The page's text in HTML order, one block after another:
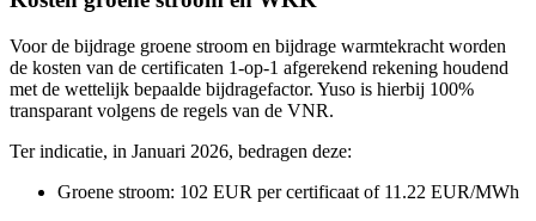
Voor de bijdrage groene stroom en bijdrage warmtekracht worden
de kosten van de certificaten 1-op-1 afgerekend rekening houdend
met de wettelijk bepaalde bijdragefactor. Yuso is hierbij 100%
transparant volgens de regels van de VNR.
Ter indicatie, in Januari 2026, bedragen deze:
Groene stroom: 102 EUR per certificaat of 11.22 EUR/MWh